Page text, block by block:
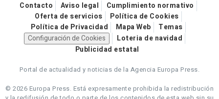
Contacto Aviso legal
Cumplimiento normativo
Oferta de servicios
Política de Cookies
Política de Privacidad
Mapa Web
Temas
Configuración de Cookies
Loteria de navidad
Publicidad estatal
Portal de actualidad y noticias de la Agencia Europa Press.
© 2026 Europa Press. Está expresamente prohibida la redistribución